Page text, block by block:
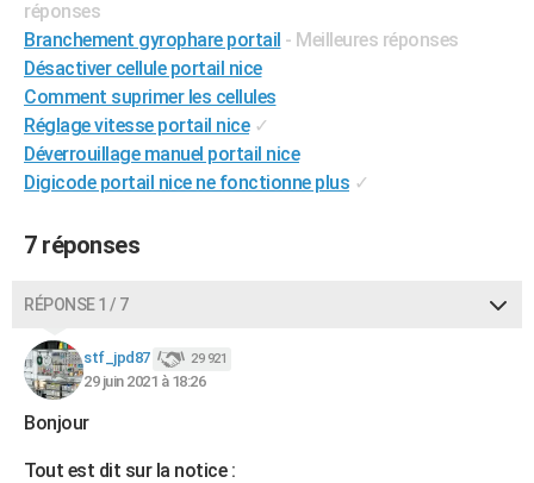
Destinations
City break
Voyage nature
Voyage de noces
Forum
Climat
+PHOTO
GUIDES D'ACHAT
BONS PLANS
CARTE DE VOEUX
Dictionnaire
Biographies
Citations
Expressions
Proverbes
COPAINS D'AVANT
S'inscrire
Se connecter
Lycées
Collèges
Primaires
Universités
Entreprises
Service militaire
Avis de recherche
AVIS DE DÉCÈS
FORUM
réponses
Branchement gyrophare portail - Meilleures réponses
Désactiver cellule portail nice
Comment suprimer les cellules
Réglage vitesse portail nice ✓
Déverrouillage manuel portail nice
Digicode portail nice ne fonctionne plus ✓
7 réponses
RÉPONSE 1 / 7
stf_jpd87 29 921
29 juin 2021 à 18:26
Bonjour
Tout est dit sur la notice :